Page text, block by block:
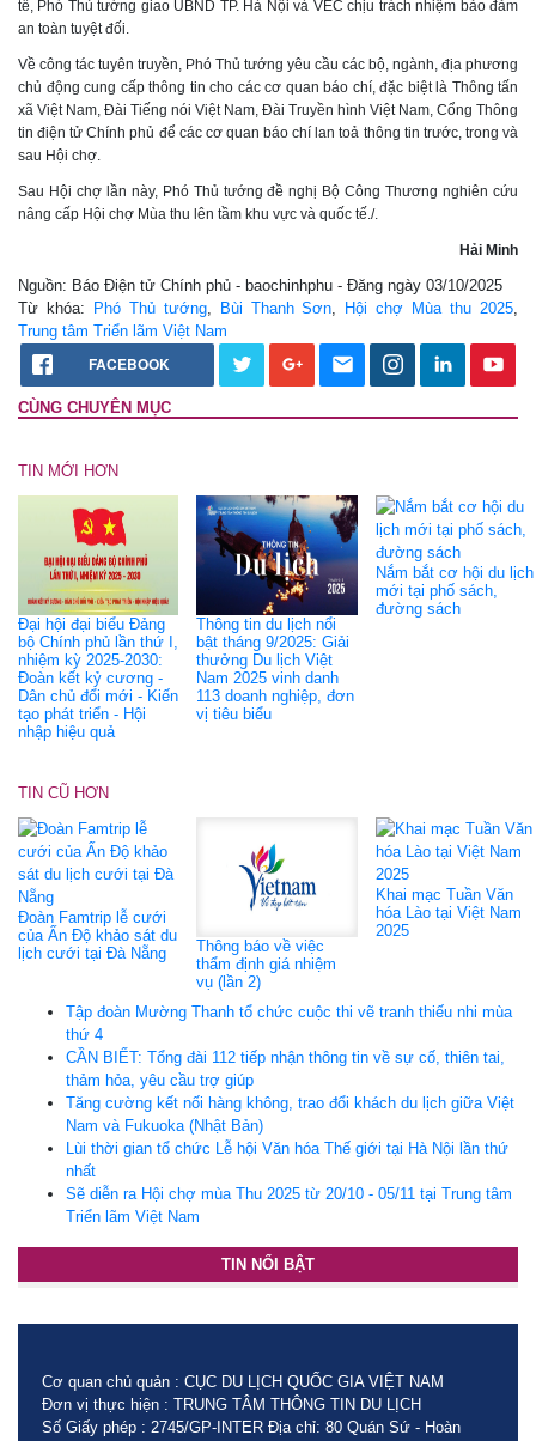
tế, Phó Thủ tướng giao UBND TP. Hà Nội và VEC chịu trách nhiệm bảo đảm
an toàn tuyệt đối.
Về công tác tuyên truyền, Phó Thủ tướng yêu cầu các bộ, ngành, địa phương
chủ động cung cấp thông tin cho các cơ quan báo chí, đặc biệt là Thông tấn
xã Việt Nam, Đài Tiếng nói Việt Nam, Đài Truyền hình Việt Nam, Cổng Thông
tin điện tử Chính phủ để các cơ quan báo chí lan toả thông tin trước, trong và
sau Hội chợ.
Sau Hội chợ lần này, Phó Thủ tướng đề nghị Bộ Công Thương nghiên cứu
nâng cấp Hội chợ Mùa thu lên tầm khu vực và quốc tế./.
Hải Minh
Nguồn: Báo Điện tử Chính phủ - baochinhphu - Đăng ngày 03/10/2025
Từ khóa:
Phó Thủ tướng, Bùi Thanh Sơn, Hội chợ Mùa thu 2025,
Trung tâm Triển lãm Việt Nam
FACEBOOK
CÙNG CHUYÊN MỤC
TIN MỚI HƠN
Đại hội đại biểu Đảng
bộ Chính phủ lần thứ I,
nhiệm kỳ 2025-2030:
Đoàn kết kỷ cương -
Dân chủ đổi mới - Kiến
tạo phát triển - Hội
nhập hiệu quả
Thông tin du lịch nổi
bật tháng 9/2025: Giải
thưởng Du lịch Việt
Nam 2025 vinh danh
113 doanh nghiệp, đơn
vị tiêu biểu
Nắm bắt cơ hội du lịch
mới tại phố sách,
đường sách
TIN CŨ HƠN
Đoàn Famtrip lễ cưới
của Ấn Độ khảo sát du
lịch cưới tại Đà Nẵng
Thông báo về việc
thẩm định giá nhiệm
vụ (lần 2)
Khai mạc Tuần Văn
hóa Lào tại Việt Nam
2025
Tập đoàn Mường Thanh tổ chức cuộc thi vẽ tranh thiếu nhi mùa
thứ 4
CẦN BIẾT: Tổng đài 112 tiếp nhận thông tin về sự cố, thiên tai,
thảm hỏa, yêu cầu trợ giúp
Tăng cường kết nối hàng không, trao đổi khách du lịch giữa Việt
Nam và Fukuoka (Nhật Bản)
Lùi thời gian tổ chức Lễ hội Văn hóa Thế giới tại Hà Nội lần thứ
nhất
Sẽ diễn ra Hội chợ mùa Thu 2025 từ 20/10 - 05/11 tại Trung tâm
Triển lãm Việt Nam
TIN NỔI BẬT
Cơ quan chủ quản : CỤC DU LỊCH QUỐC GIA VIỆT NAM
Đơn vị thực hiện : TRUNG TÂM THÔNG TIN DU LỊCH
Số Giấy phép : 2745/GP-INTER Địa chỉ: 80 Quán Sứ - Hoàn